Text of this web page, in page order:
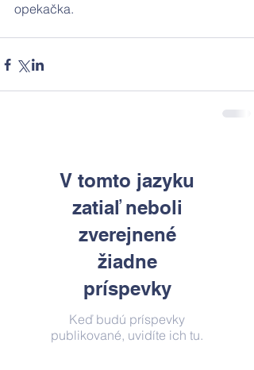
opekačka.
V tomto jazyku
zatiaľ neboli
zverejnené
žiadne
príspevky
Keď budú príspevky
publikované, uvidíte ich tu.